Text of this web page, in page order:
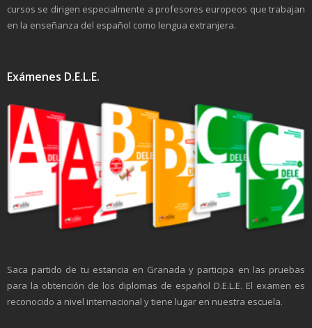
cursos se dirigen especialmente a profesores europeos que trabajan
en la enseñanza del español como lengua extranjera.
Exámenes D.E.L.E.
Saca partido de tu estancia en Granada y participa en las pruebas
para la obtención de los diplomas de español D.E.L.E. El examen es
reconocido a nivel internacional y tiene lugar en nuestra escuela.